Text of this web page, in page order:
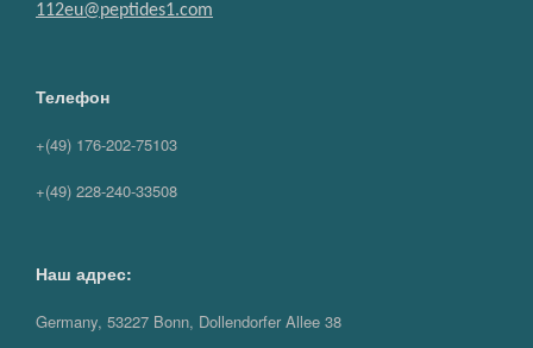
112eu@peptides1.com
Телефон
+(49) 176-202-75103
+(49) 228-240-33508
Наш адрес:
Germany, 53227 Bonn, Dollendorfer Allee 38